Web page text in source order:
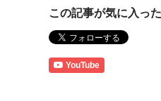
この記事が気に入っ
YouTube